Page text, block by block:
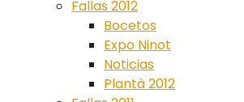
Fallas 2012
Bocetos
Expo Ninot
Noticias
Plantà 2012